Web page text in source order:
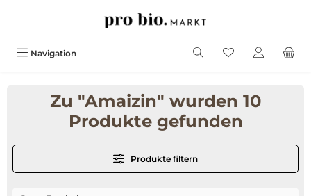
Navigation
Zu "Amaizin" wurden 10
Produkte gefunden
Produkte filtern